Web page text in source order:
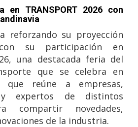
en TRANSPORT 2026 con
reforzando su proyección
su participación en
una destacada feria del
que se celebra en
que reúne a empresas,
y expertos de distintos
compartir novedades,
de la industria.